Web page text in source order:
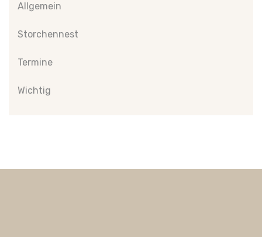
Allgemein
Storchennest
Termine
Wichtig